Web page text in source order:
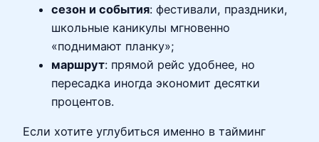
сезон и события: фестивали, праздники,
школьные каникулы мгновенно
«поднимают планку»;
маршрут: прямой рейс удобнее, но
пересадка иногда экономит десятки
процентов.
Если хотите углубиться именно в тайминг